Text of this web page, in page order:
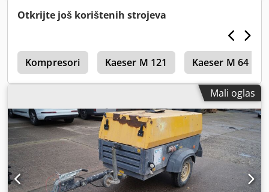
Otkrijte još korištenih strojeva
Kompresori Kaeser M 121 Kaeser M 64
Mali oglas